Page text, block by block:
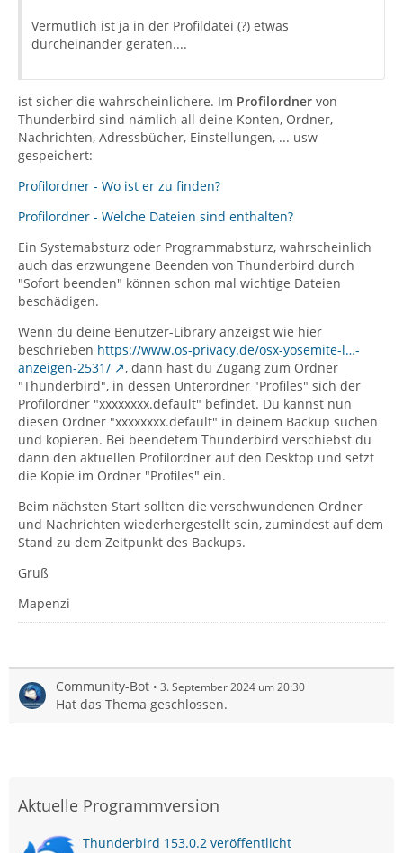
Vermutlich ist ja in der Profildatei (?) etwas
durcheinander geraten....
ist sicher die wahrscheinlichere. Im Profilordner von
Thunderbird sind nämlich all deine Konten, Ordner,
Nachrichten, Adressbücher, Einstellungen, ... usw
gespeichert:
Profilordner - Wo ist er zu finden?
Profilordner - Welche Dateien sind enthalten?
Ein Systemabsturz oder Programmabsturz, wahrscheinlich
auch das erzwungene Beenden von Thunderbird durch
"Sofort beenden" können schon mal wichtige Dateien
beschädigen.
Wenn du deine Benutzer-Library anzeigst wie hier
beschrieben https://www.os-privacy.de/osx-yosemite-l…-
anzeigen-2531/
, dann hast du Zugang zum Ordner
"Thunderbird", in dessen Unterordner "Profiles" sich der
Profilordner "xxxxxxxx.default" befindet. Du kannst nun
diesen Ordner "xxxxxxxx.default" in deinem Backup suchen
und kopieren. Bei beendetem Thunderbird verschiebst du
dann den aktuellen Profilordner auf den Desktop und setzt
die Kopie im Ordner "Profiles" ein.
Beim nächsten Start sollten die verschwundenen Ordner
und Nachrichten wiederhergestellt sein, zumindest auf dem
Stand zu dem Zeitpunkt des Backups.
Gruß
Mapenzi
Community-Bot 3. September 2024 um 20:30
Hat das Thema geschlossen.
Aktuelle Programmversion
Thunderbird 153.0.2 veröffentlicht